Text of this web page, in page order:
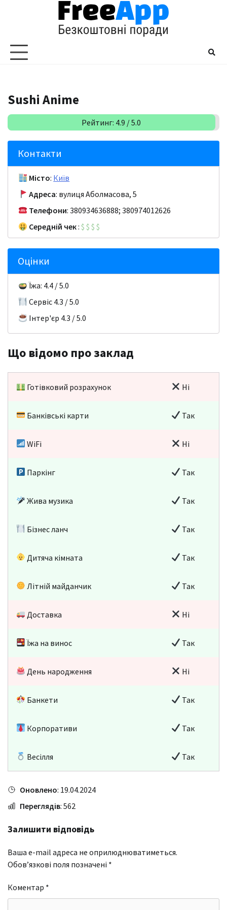
Sushi Anime
Рейтинг: 4.9 / 5.0
Контакти
Місто: Київ
Адреса: вулиця Аболмасова, 5
Телефони: 380934636888; 380974012626
Середній чек:$ $ $ $
Оцінки
Їжа: 4.4 / 5.0
Сервіс 4.3 / 5.0
Інтер'єр 4.3 / 5.0
Що відомо про заклад
Готівковий розрахунок Ні
Банківські карти Так
WiFi Ні
Паркінг Так
Жива музика Так
Бізнес ланч Так
Дитяча кімната Так
Літній майданчик Так
Доставка Ні
Їжа на винос Так
День народження Ні
Банкети Так
Корпоративи Так
Весілля Так
Оновлено: 19.04.2024
Переглядів: 562
Залишити відповідь
Ваша e-mail адреса не оприлюднюватиметься.
Обов’язкові поля позначені *
Коментар *